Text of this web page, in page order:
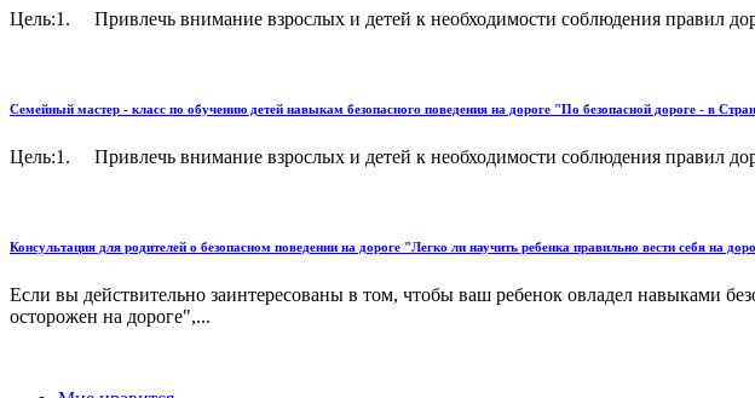
Цель:1. Привлечь внимание взрослых и детей к необходимости соблюдения правил
Семейный мастер - класс по обучению детей навыкам безопасного поведения на дороге "По безопасной дороге - в
Цель:1. Привлечь внимание взрослых и детей к необходимости соблюдения правил
Консультация для родителей о безопасном поведении на дороге "Легко ли научить ребенка правильно вести себя на
Если вы действительно заинтересованы в том, чтобы ваш ребенок овладел навыками
осторожен на дороге",...